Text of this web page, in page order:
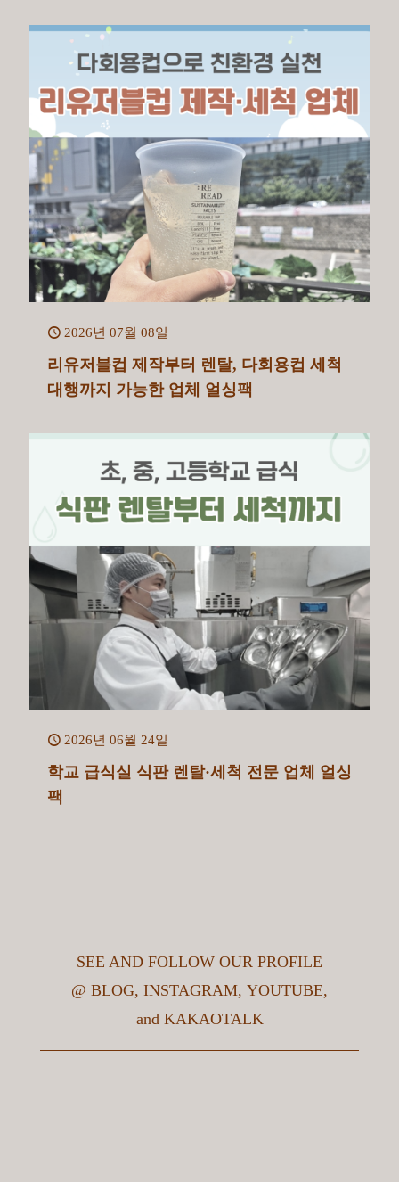
2026년 07월 08일
리유저블컵 제작부터 렌탈, 다회용컵 세척
대행까지 가능한 업체 얼싱팩
2026년 06월 24일
학교 급식실 식판 렌탈·세척 전문 업체 얼싱
팩
SEE AND FOLLOW OUR PROFILE
@ BLOG, INSTAGRAM, YOUTUBE,
and KAKAOTALK